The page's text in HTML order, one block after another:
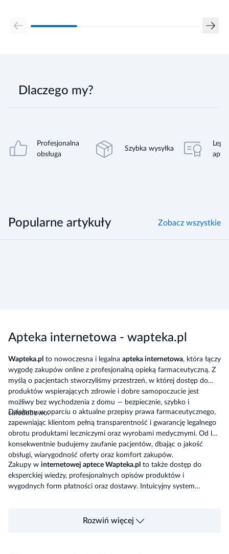
Dlaczego my?
Profesjonalna
obsługa
Szybka wysyłka
Popularne artykuły Zobacz wszystkie
Apteka internetowa - wapteka.pl
Wapteka.pl to nowoczesna i legalna apteka internetowa, która łączy
wygodę zakupów online z profesjonalną opieką farmaceutyczną. Z
myślą o pacjentach stworzyliśmy przestrzeń, w której dostęp do
produktów wspierających zdrowie i dobre samopoczucie jest
możliwy bez wychodzenia z domu — bezpiecznie, szybko i
całodobowo.
Działamy w oparciu o aktualne przepisy prawa farmaceutycznego,
zapewniając klientom pełną transparentność i gwarancję legalnego
obrotu produktami leczniczymi oraz wyrobami medycznymi. Od lat
konsekwentnie budujemy zaufanie pacjentów, dbając o jakość
obsługi, wiarygodność oferty oraz komfort zakupów.
Zakupy w internetowej aptece Wapteka.pl to także dostęp do
eksperckiej wiedzy, profesjonalnych opisów produktów i
wygodnych form płatności oraz dostawy. Intuicyjny system
którzy szukają bezpiecznej alternatywy dla tradycyjnych aptek
Rozwiń więcej